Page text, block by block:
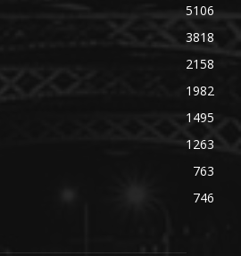
5106
3818
2158
1982
1495
1263
763
746